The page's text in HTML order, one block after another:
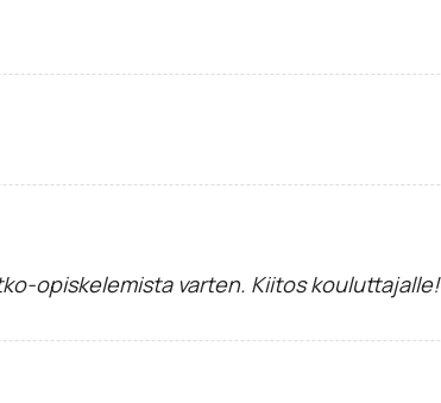
opiskelemista varten. Kiitos kouluttajalle!